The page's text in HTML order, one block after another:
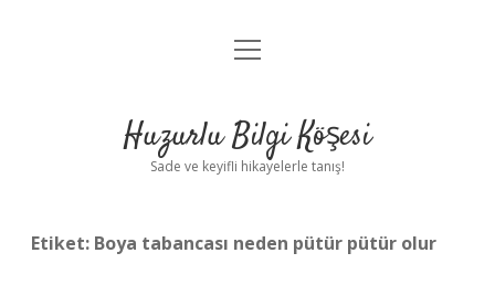
Anasayfa
Yasal Uyarı
menüyü
Huzurlu Bilgi Köşesi
Sade ve keyifli hikayelerle tanış!
Etiket: Boya tabancası neden pütür pütür olur